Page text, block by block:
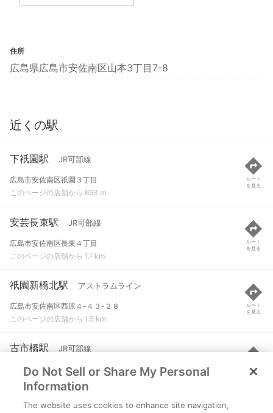
住所
広島県広島市安佐南区山本3丁目7-8
近くの駅
下祇園駅 JR可部線
広島市安佐南区祇園３丁目
このページの店舗から 693 m
ルート
を見る
安芸長束駅 JR可部線
広島市安佐南区長束４丁目
このページの店舗から 1.1 km
ルート
を見る
祇園新橋北駅 アストラムライン
広島市安佐南区西原４-４３-２８
このページの店舗から 1.5 km
ルート
を見る
古市橋駅 JR可部線
広島市安佐南区古市３丁目
このページの店舗から 1.8 km
ルート
を見る
Do Not Sell or Share My Personal
Information
The website uses cookies to enhance site navigation,